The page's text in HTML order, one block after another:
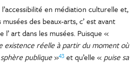
en médiation culturelle et,
des beaux-arts, c’ est avant
art dans les musées. Puisque «
existence réelle à partir du moment où
publique»43 et qu’elle « puise sa